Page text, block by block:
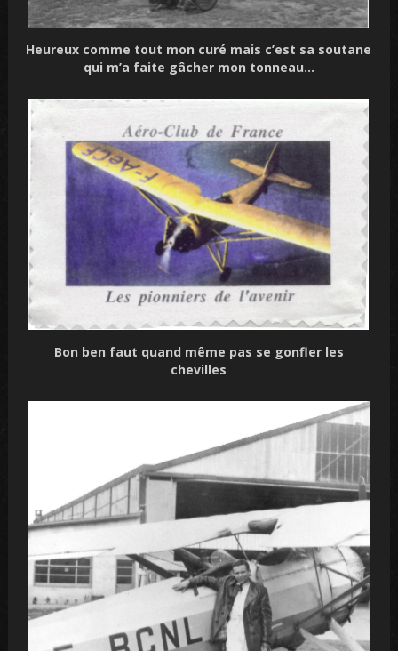
Heureux comme tout mon curé mais c’est sa soutane
qui m’a faite gâcher mon tonneau…
Bon ben faut quand même pas se gonfler les
chevilles